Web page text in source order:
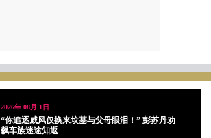
2026年 08月 1日
“你追逐威风仅换来坟墓与父母眼泪！” 彭苏丹劝
飙车族迷途知返